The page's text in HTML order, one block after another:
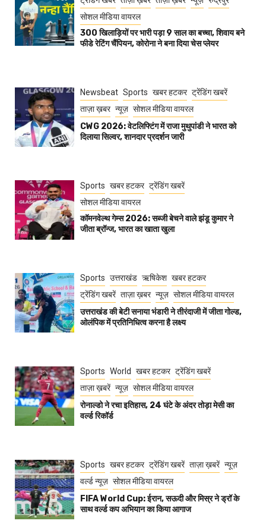
सोशल मीडिया वायरल
300 खिलाड़ियों पर भारी पड़ा 9 साल का बच्चा, शिवाय बने
फीडे रेटिंग चैंपियन, कोरोना ने बना दिया चेस प्लेयर
Newsbeat Sports खबर हटकर ट्रेंडिंग खबरें
ताज़ा ख़बर न्यूज़ सोशल मीडिया वायरल
CWG 2026: वेटलिफ्टिंग में राजा मुथुपांडी ने भारत को
दिलाया सिल्वर, शानदार प्रदर्शन जारी
Sports खबर हटकर ट्रेंडिंग खबरें
सोशल मीडिया वायरल
कॉमनवेल्थ गेम्स 2026: सब्जी बेचने वाले झंडू कुमार ने
जीता ब्रॉन्ज, भारत का खाता खुला
Sports उत्तराखंड ऋषिकेश खबर हटकर
ट्रेंडिंग खबरें ताज़ा ख़बर न्यूज़ सोशल मीडिया वायरल
उत्तराखंड की बेटी सनाया भंडारी ने तीरंदाजी में जीता गोल्ड,
ओलंपिक में प्रतिनिधित्व करना है लक्ष्य
Sports World खबर हटकर ट्रेंडिंग खबरें
ताज़ा ख़बरें न्यूज़ सोशल मीडिया वायरल
रोनाल्डो ने रचा इतिहास, 24 घंटे के अंदर तोड़ा मेसी का
वर्ल्ड रिकॉर्ड
Sports खबर हटकर ट्रेंडिंग खबरें ताज़ा ख़बरें न्यूज़
वर्ल्ड न्यूज़ सोशल मीडिया वायरल
FIFA World Cup: ईरान, सऊदी और मिस्र ने ड्रॉ के
साथ वर्ल्ड कप अभियान का किया आगाज